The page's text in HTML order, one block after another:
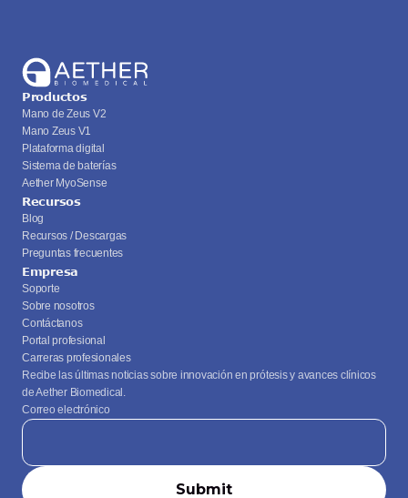
Productos
Mano de Zeus V2
Mano Zeus V1
Plataforma digital
Sistema de baterías
Aether MyoSense
Recursos
Blog
Recursos / Descargas
Preguntas frecuentes
Empresa
Soporte
Sobre nosotros
Contáctanos
Portal profesional
Carreras profesionales
Recibe las últimas noticias sobre innovación en prótesis y avances clínicos
de Aether Biomedical.
Correo electrónico